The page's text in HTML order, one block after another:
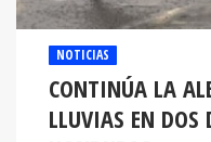
NOTICIAS
CONTINÚA LA
LLUVIAS EN DOS
HONDURAS